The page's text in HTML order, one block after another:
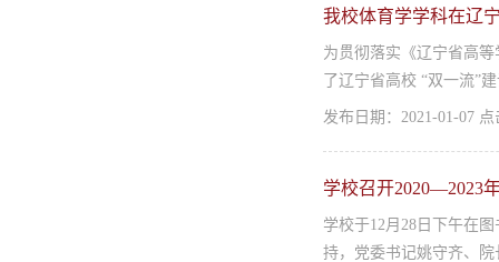
我校体育学学科在辽
为贯彻落实《辽宁省高
了辽宁省高校 “双一流”
发布日期：2021-01-07
学校召开2020—2023
学校于12月28日下午在
持，党委书记姚守齐、